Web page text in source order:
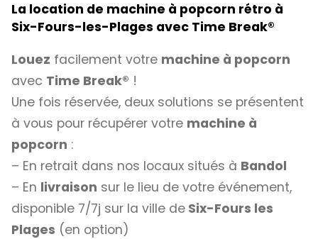
La location de machine à popcorn rétro à
Six-Fours-les-Plages avec Time Break®
Louez facilement votre machine à popcorn
avec Time Break® !
Une fois réservée, deux solutions se présentent
à vous pour récupérer votre machine à
popcorn :
– En retrait dans nos locaux situés à Bandol
– En livraison sur le lieu de votre événement,
disponible 7/7j sur la ville de Six-Fours les
Plages (en option)